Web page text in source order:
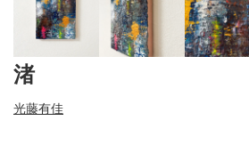
渚
光藤有佳